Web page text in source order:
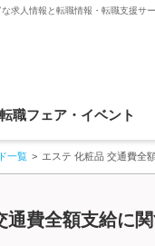
求人情報と転職情報・転職支援サ
転職フェア・イベント
一覧 エステ 化粧品 交通費全
通費全額支給に